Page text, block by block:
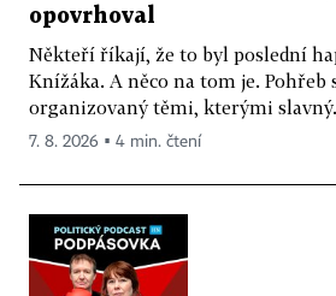
opovrhoval
Někteří říkají, že to byl poslední
Knížáka. A něco na tom je.
organizovaný těmi, kterými
7. 8. 2026 ▪ 4 min. čtení